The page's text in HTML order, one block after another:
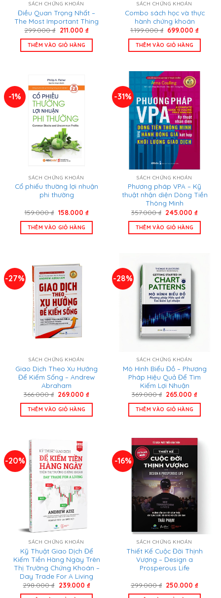
SÁCH CHỨNG KHOÁN
Điều Quan Trọng Nhất –
The Most Important Thing
299.000₫ Giá
là:
299.000 ₫.
211.000 ₫Giá
tại
THÊM VÀO GIỎ HÀNG
SÁCH CHỨNG KHOÁN
Combo sách học và thực
hành chứng khoán
1.199.000₫ Giá
là:
1.199.000 ₫.
699.000₫Giá
tại
THÊM VÀO GIỎ HÀNG
-1%
SÁCH CHỨNG KHOÁN
Cổ phiếu thường lợi nhuận
phi thường
159.000₫ Giá
là:
159.000 ₫.
158.000 ₫Giá
tại
THÊM VÀO GIỎ HÀNG
-31%
SÁCH CHỨNG KHOÁN
Phương pháp VPA – Kỹ
thuật nhận diện Dòng Tiền
Thông Minh
357.000₫ Giá
là:
357.000 ₫.
245.000₫Giá
tại
THÊM VÀO GIỎ HÀNG
-27%
SÁCH CHỨNG KHOÁN
Giao Dịch Theo Xu Hướng
Để Kiếm Sống – Andrew
Abraham
366.000₫ Giá
là:
366.000 ₫.
269.000₫Giá
THÊM VÀO GIỎ HÀNG
-28%
SÁCH CHỨNG KHOÁN
Mô Hình Biểu Đồ – Phương
Pháp Hiệu Quả Để Tìm
Kiếm Lợi Nhuận
369.000₫ Giá
là:
369.000 ₫.
265.000₫Giá
THÊM VÀO GIỎ HÀNG
-20%
SÁCH CHỨNG KHOÁN
Kỹ Thuật Giao Dịch Để
Kiếm Tiền Hàng Ngày Trên
Thị Trường Chứng Khoán –
Day Trade For A Living
298.000₫ Giá
239.000 ₫Giá
-16%
SÁCH CHỨNG KHOÁN
Thiết Kế Cuộc Đời Thịnh
Vượng – Design a
Prosperous Life
299.000₫ Giá
250.000₫Giá